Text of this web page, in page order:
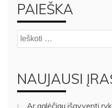
PAIEŠKA
Ieškoti:
NAUJAUSI
Ar galėčiau išgyventi